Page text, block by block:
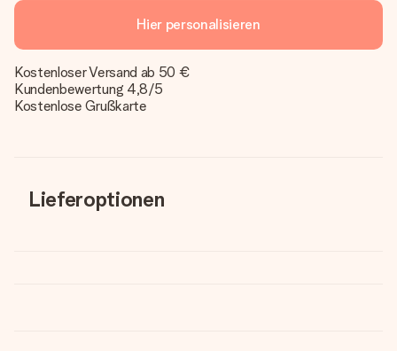
Hier personalisieren
Kostenloser Versand ab 50 €
Kundenbewertung 4,8/5
Kostenlose Grußkarte
Lieferoptionen